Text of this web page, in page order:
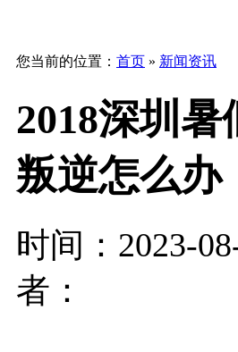
您当前的位置： 首页 » 新闻资讯
2018深圳
叛逆怎么办
时间：2023-
者：